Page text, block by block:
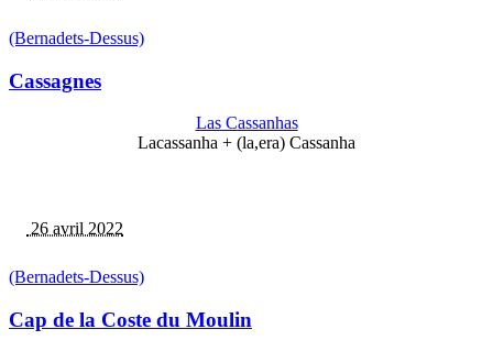
(Bernadets-Dessus)
Cassagnes
Las Cassanhas
Lacassanha + (la,era) Cassanha
26 avril 2022
(Bernadets-Dessus)
Cap de la Coste du Moulin